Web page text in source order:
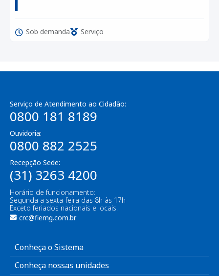
Sob demanda Serviço
Serviço de Atendimento ao Cidadão:
0800 181 8189
Ouvidoria:
0800 882 2525
Recepção Sede:
(31) 3263 4200
Horário de funcionamento:
Segunda a sexta-feira das 8h às 17h
Exceto feriados nacionais e locais.
crc@fiemg.com.br
Conheça o Sistema
Conheça nossas unidades